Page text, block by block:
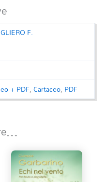
F.
+ PDF,Cartaceo, PDF